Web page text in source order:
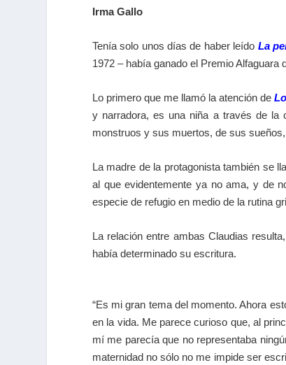
Irma Gallo
Tenía solo unos días de haber leído La
1972 – había ganado el Premio Alfaguara
Lo primero que me llamó la atención de
y narradora, es una niña a través de
monstruos y sus muertos, de sus
La madre de la protagonista también se
al que evidentemente ya no ama, y de
especie de refugio en medio de la rutina
La relación entre ambas Claudias
había determinado su escritura.
“Es mi gran tema del momento. Ahora
en la vida. Me parece curioso que, al
mí me parecía que no representaba
maternidad no sólo no me impide ser